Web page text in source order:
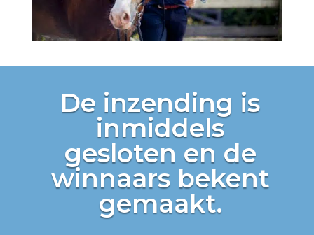
De inzending is
inmiddels
gesloten en de
winnaars bekent
gemaakt.